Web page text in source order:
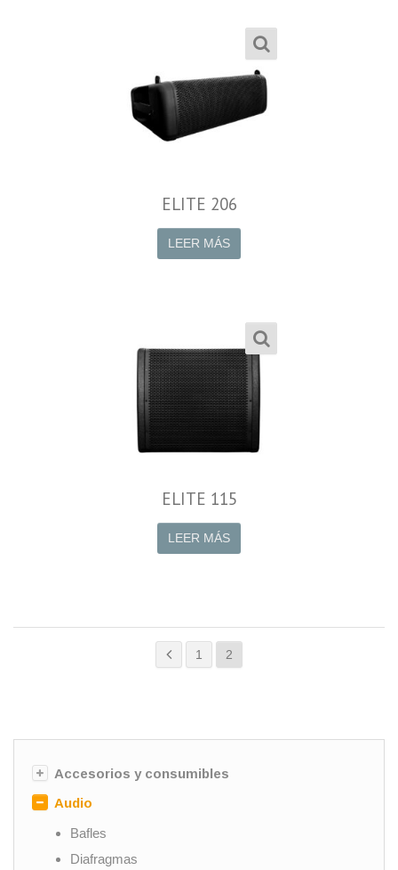
ELITE 206
LEER MÁS
ELITE 115
LEER MÁS
1 2
Accesorios y consumibles
Audio
Bafles
Diafragmas